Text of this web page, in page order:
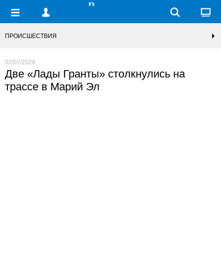
ПРОИСШЕСТВИЯ
02/07/2026
Две «Лады Гранты» столкнулись на
трассе в Марий Эл